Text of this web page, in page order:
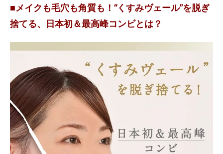
■メイクも毛穴も角質も！“くすみヴェール”を脱ぎ
捨てる、日本初＆最高峰コンビとは？